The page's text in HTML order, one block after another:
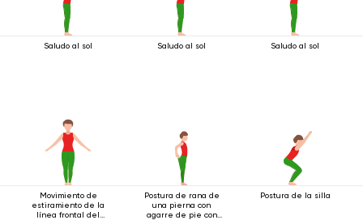
Saludo al sol Saludo al sol Saludo al sol
Movimiento de
estiramiento de la
línea frontal del
Postura de rana de
una pierna con
agarre de pie con
Postura de la silla